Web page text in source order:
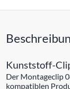
Kunststoff-
Der Montageclip
kompatiblen